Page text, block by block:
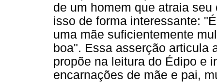
de um homem que atraia
isso de forma interessante:
uma mãe suficientemente
boa". Essa asserção articula
propõe na leitura do Édipo e
encarnações de mãe e pai,